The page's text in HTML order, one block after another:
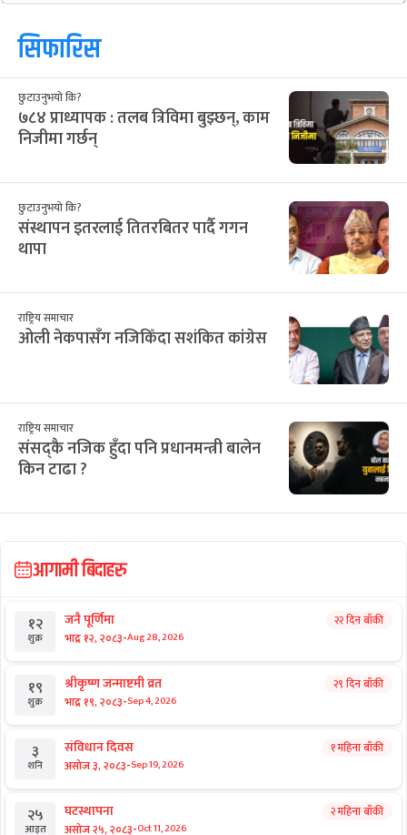
सिफारिस
छुटाउनुभयो कि?
७८४ प्राध्यापक : तलब त्रिविमा बुझ्छन्, काम
निजीमा गर्छन्
छुटाउनुभयो कि?
संस्थापन इतरलाई तितरबितर पार्दै गगन
थापा
राष्ट्रिय समाचार
ओली नेकपासँग नजिकिँदा सशंकित कांग्रेस
राष्ट्रिय समाचार
संसद्कै नजिक हुँदा पनि प्रधानमन्त्री बालेन
किन टाढा ?
आगामी बिदाहरु
१२
शुक्र
जनै पूर्णिमा
भाद्र १२, २०८३-Aug 28, 2026
२२ दिन बाँकी
१९
शुक्र
श्रीकृष्ण जन्माष्टमी व्रत
भाद्र १९, २०८३-Sep 4, 2026
२९ दिन बाँकी
३
शनि
संविधान दिवस
असोज ३, २०८३-Sep 19, 2026
१ महिना बाँकी
२५
आइत
घटस्थापना
असोज २५, २०८३-Oct 11, 2026
२ महिना बाँकी